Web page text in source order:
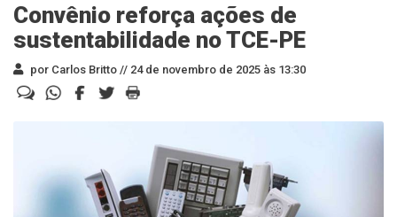
Convênio reforça ações de
sustentabilidade no TCE-PE
por Carlos Britto // 24 de novembro de 2025 às 13:30